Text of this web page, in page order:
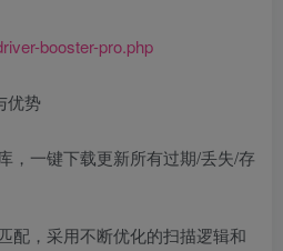
booster-pro.php
优势
，一键下载更新所有过期/丢失/存
配，采用不断优化的扫描逻辑和